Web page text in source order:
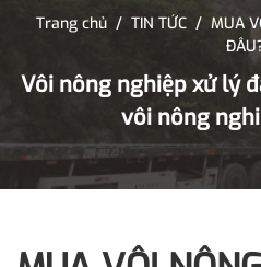
Trang chủ / TIN TỨC / MUA
Vôi nông nghiệp xử lý
vôi nông